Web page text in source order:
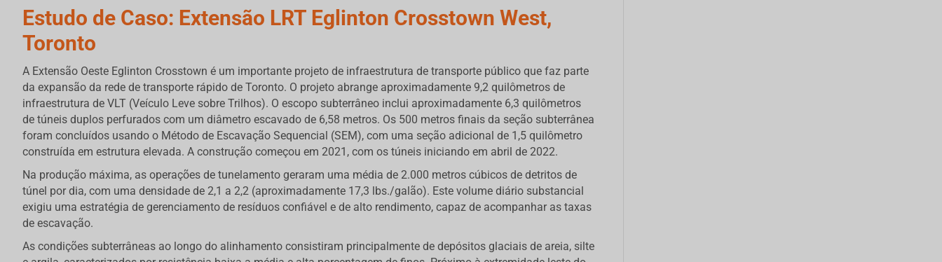
Estudo de Caso: Extensão LRT Eglinton Crosstown West,
Toronto
A Extensão Oeste Eglinton Crosstown é um importante projeto de infraestrutura de transporte público que faz parte
da expansão da rede de transporte rápido de Toronto. O projeto abrange aproximadamente 9,2 quilômetros de
infraestrutura de VLT (Veículo Leve sobre Trilhos). O escopo subterrâneo inclui aproximadamente 6,3 quilômetros
de túneis duplos perfurados com um diâmetro escavado de 6,58 metros. Os 500 metros finais da seção subterrânea
foram concluídos usando o Método de Escavação Sequencial (SEM), com uma seção adicional de 1,5 quilômetro
construída em estrutura elevada. A construção começou em 2021, com os túneis iniciando em abril de 2022.
Na produção máxima, as operações de tunelamento geraram uma média de 2.000 metros cúbicos de detritos de
túnel por dia, com uma densidade de 2,1 a 2,2 (aproximadamente 17,3 lbs./galão). Este volume diário substancial
exigiu uma estratégia de gerenciamento de resíduos confiável e de alto rendimento, capaz de acompanhar as taxas
de escavação.
As condições subterrâneas ao longo do alinhamento consistiram principalmente de depósitos glaciais de areia, silte